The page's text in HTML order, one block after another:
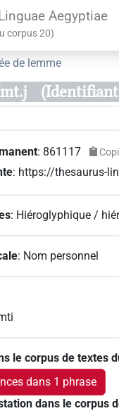
Aegyptiae
corpus20)
de lemme
(Identifiant
: 861117
: https://thesaurus-
: Hiéroglyphique /
: Nom personnel
le corpus de textes
dans 1 phrase
dans le corpus